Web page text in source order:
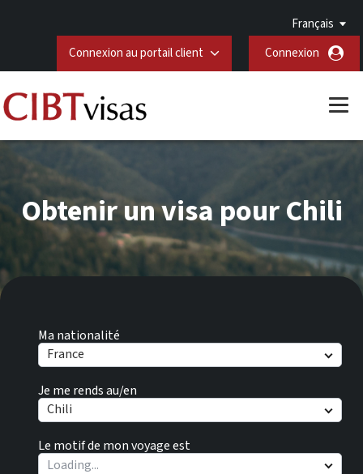
Français
Connexion au portail client
Connexion
Ma nationalité
France
Je me rends au/en
Chili
Le motif de mon voyage est
Obtenir un visa pour Chili